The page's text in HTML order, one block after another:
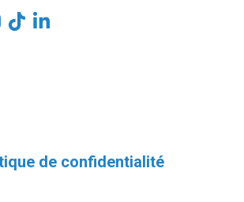
de confidentialité